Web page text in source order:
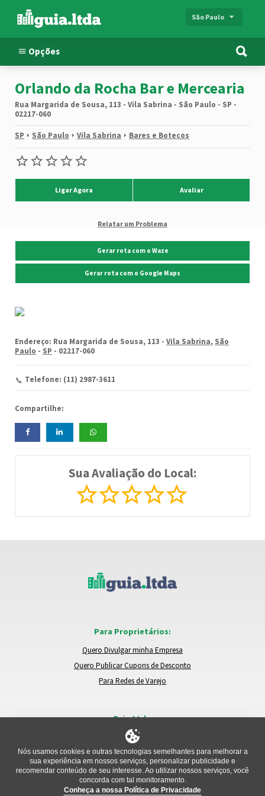
São Paulo
Opções
Orlando da Rocha Bar e Mercearia
Rua Margarida de Sousa, 113 - Vila Sabrina - São Paulo - SP -
02217-060
SP São Paulo Vila Sabrina Bares e Botecos
Ligar Agora Avaliar
Relatar um Problema
Endereço: Rua Margarida de Sousa, 113 - Vila Sabrina, São
Paulo - SP - 02217-060
Telefone: (11) 2987-3611
Compartilhe:
Sua Avaliação do Local:
Gerar rota com o Waze
Gerar rota com o Google Maps
Para Proprietários:
Quero Divulgar minha Empresa
Quero Publicar Cupons de Desconto
Para Redes de Varejo
Guia.Ltda:
Locais e Empresas
Trocar de Região
Relatar um Problema
Nós usamos cookies e outras tecnologias semelhantes para melhorar a
sua experiência em nossos serviços, personalizar publicidade e
recomendar conteúdo de seu interesse. Ao utilizar nossos serviços, você
concorda com tal monitoramento.
Conheça a nossa Política de Privacidade